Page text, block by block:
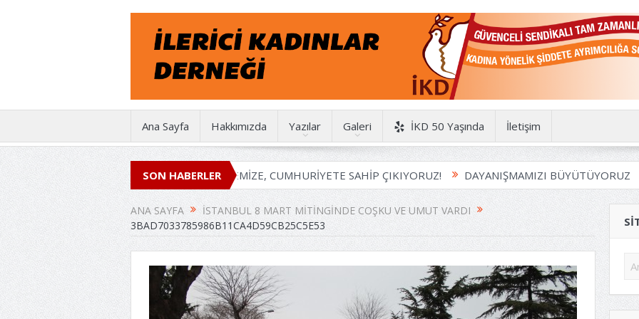
Ana Sayfa Hakkımızda Yazılar Galeri İKD 50 Yaşında İletişim
SON HABERLER
İKD 50 YAŞINDA EMEĞİMİZE, İRADEMİZE, CUMHURİYETE SAHİP ÇIKIYORUZ! DAYANIŞMAMIZI BÜYÜTÜYORUZ
ANA SAYFA
İSTANBUL 8 MART MITINGINDE COŞKU VE UMUT VARDI
3BAD7033785986B11CA4D59CB25C5E53